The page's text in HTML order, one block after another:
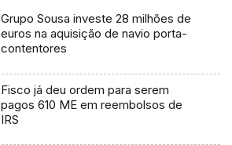
Grupo Sousa investe 28 milhões de
euros na aquisição de navio porta-
contentores
Fisco já deu ordem para serem
pagos 610 ME em reembolsos de
IRS